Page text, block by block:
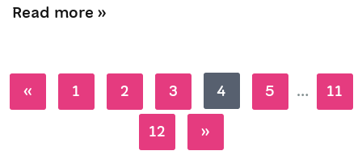
Read more »
« 1 2 3 4 5 …
11
12
»